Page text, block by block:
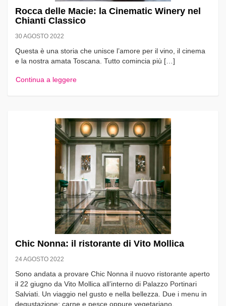
Rocca delle Macie: la Cinematic Winery nel
Chianti Classico
30 AGOSTO 2022
Questa è una storia che unisce l’amore per il vino, il cinema
e la nostra amata Toscana. Tutto comincia più […]
Continua a leggere
Chic Nonna: il ristorante di Vito Mollica
24 AGOSTO 2022
Sono andata a provare Chic Nonna il nuovo ristorante aperto
il 22 giugno da Vito Mollica all’interno di Palazzo Portinari
Salviati. Un viaggio nel gusto e nella bellezza. Due i menu in
degustazione: carne e pesce oppure vegetariano.